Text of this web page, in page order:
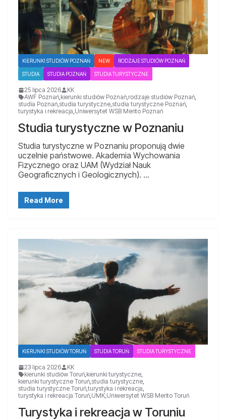
KIERUNKI STUDIÓW POZNAŃ NEW RODZAJE STUDIÓW POZNAŃ
STUDIA STUDIA POZNAŃ STUDIA TURYSTYCZNE
25 lipca 2026
KK
AWF Poznań kierunki studiów Poznań rodzaje studiów Poznań
studia Poznań studia turystyczne studia turystyczne Poznań
turystyka i rekreacja Uniwersytet WSB Merito Poznań
Studia turystyczne w Poznaniu
Studia turystyczne w Poznaniu proponują dwie
uczelnie państwowe. Akademia Wychowania
Fizycznego oraz UAM (Wydział Nauk
Geograficznych i Geologicznych). …
Read More
KIERUNKI STUDIÓW TORUŃ STUDIA TORUŃ STUDIA TURYSTYCZNE
23 lipca 2026
KK
kierunki studiów Toruń kierunki turystyczne
kierunki turystyczne Toruń studia turystyczne
studia turystyczne Toruń turystyka i rekreacja
turystyka i rekreacja Toruń UMK Uniwersytet WSB Merito Toruń
Turystyka i rekreacja w Toruniu